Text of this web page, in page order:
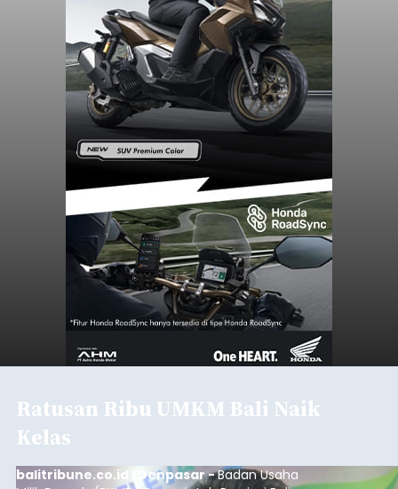
Ratusan Ribu UMKM Bali Naik
Kelas
balitribune.co.id I Denpasar -Badan Usaha